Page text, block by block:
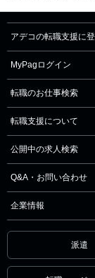
アデコの転職支援に
MyPagログイン
転職のお仕事検索
転職支援について
公開中の求人検索
Q&A・お問い合わせ
企業情報
派遣